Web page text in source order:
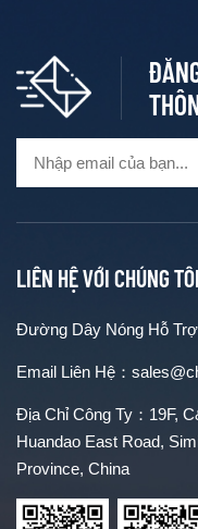
LIÊN HỆ VỚI CHÚNG TÔI
Đường Dây Nóng Hỗ Trợ
Email Liên Hệ：
Địa Chỉ Công Ty：19F,
Huandao East Road,
Province, China